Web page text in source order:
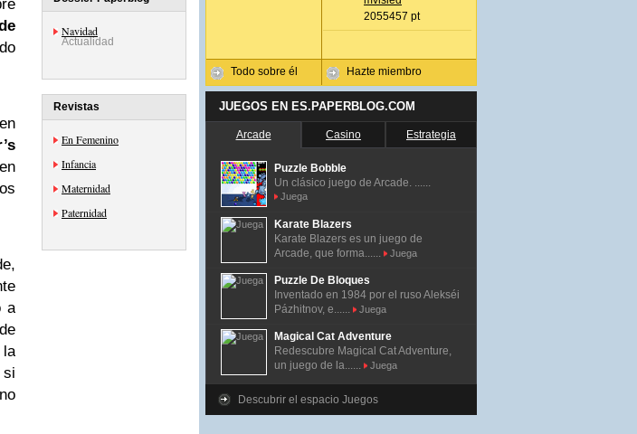
a
Navidad
Actualidad
Revistas
En Femenino
Infancia
Maternidad
Paternidad
Todo sobre él
2055457 pt
Hazte miembro
JUEGOS EN ES.PAPERBLOG.COM
Arcade Casino Estrategia
Puzzle Bobble
Un clásico juego de Arcade. ......
Juega
Karate Blazers
Karate Blazers es un juego de
Arcade, que forma......
Juega
Puzzle De Bloques
Inventado en 1984 por el ruso Alekséi
Pázhitnov, e......
Juega
Magical Cat Adventure
Redescubre Magical Cat Adventure,
un juego de la......
Juega
Descubrir el espacio Juegos